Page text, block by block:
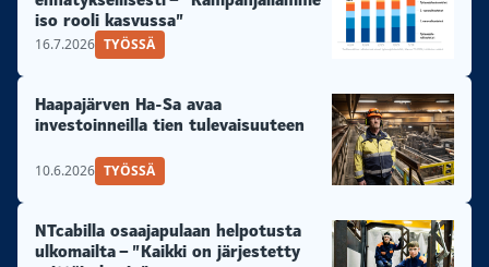
iso rooli kasvussa”
16.7.2026 TYÖSSÄ
Haapajärven Ha-Sa avaa
investoinneilla tien tulevaisuuteen
10.6.2026 TYÖSSÄ
NTcabilla osaajapulaan helpotusta
ulkomailta – ”Kaikki on järjestetty